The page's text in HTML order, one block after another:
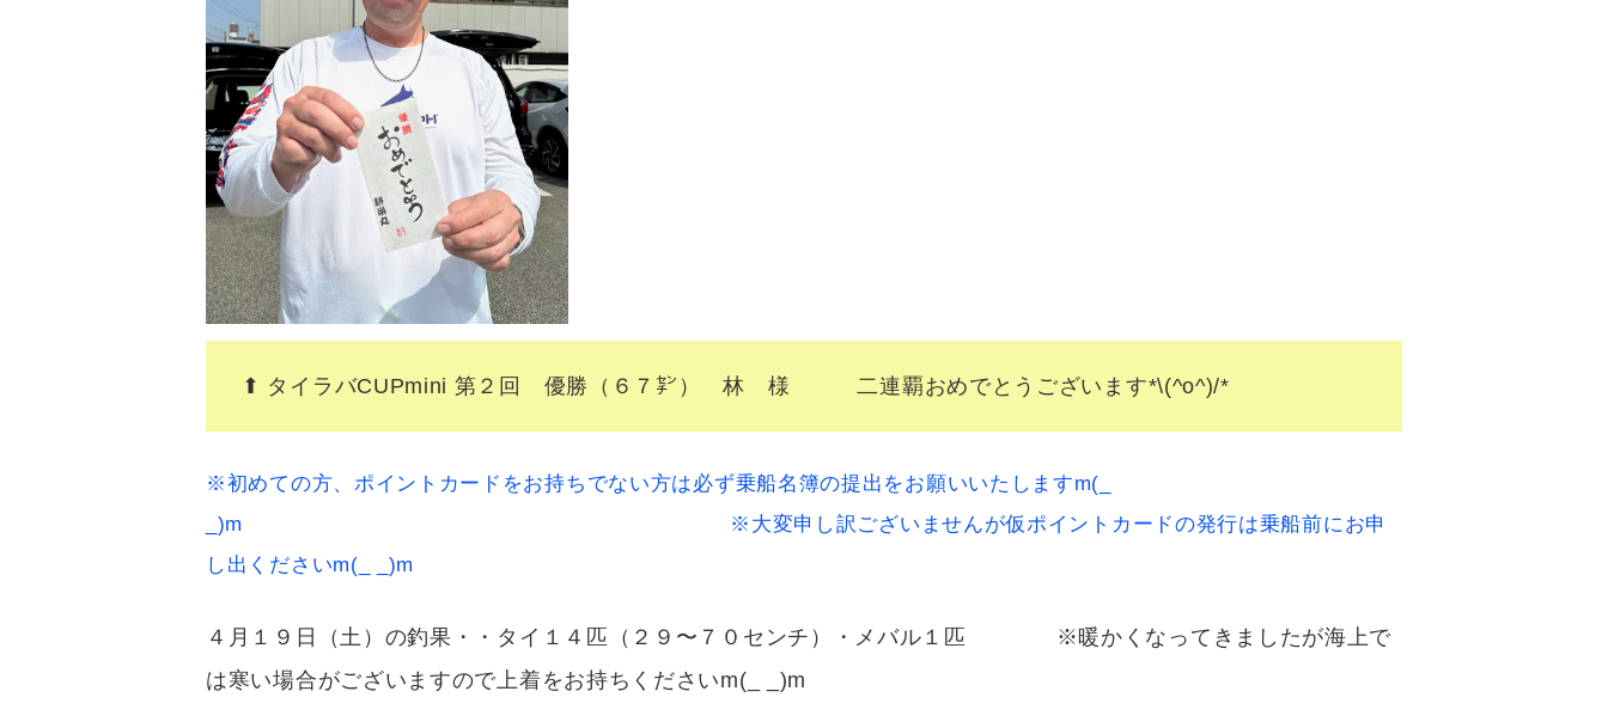
⬆︎ タイラバCUPmini 第２回 優勝（６７㌢） 林 様 二連覇おめでとうございます*\(^o^)/*
※初めての方、ポイントカードをお持ちでない方は必ず乗船名簿の提出をお願いいたしますm(_
_)m ※大変申し訳ございませんが仮ポイントカードの発行は乗船前にお申
し出くださいm(_ _)m
４月１９日（土）の釣果・・タイ１４匹（２９〜７０センチ）・メバル１匹 ※暖かくなってきましたが海上で
は寒い場合がございますので上着をお持ちくださいm(_ _)m